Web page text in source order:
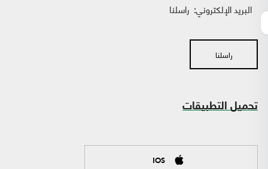
البريد الإلكتروني: راسلنا
راسلنا
تحميل التطبيقات
IOS